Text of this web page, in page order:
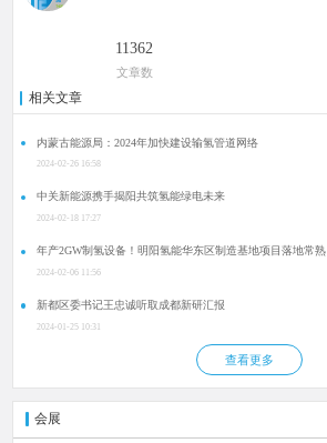
11362
文章数
相关文章
内蒙古能源局：2024年加快建设输氢管道网络
2024-02-26 16:58
中关新能源携手揭阳共筑氢能绿电未来
2024-02-18 17:27
年产2GW制氢设备！明阳氢能华东区制造基地项目落地常熟
2024-02-06 11:56
新都区委书记王忠诚听取成都新研汇报
2024-01-25 10:31
查看更多
会展